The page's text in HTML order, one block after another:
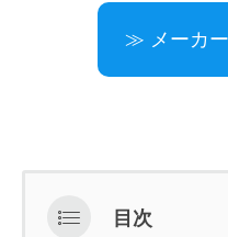
≫ メーカ
目次